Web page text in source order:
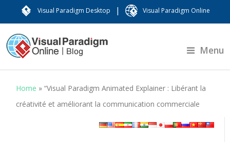
Visual Paradigm Desktop | Visual Paradigm Online
Menu
Home »“Visual Paradigm Animated Explainer : Libérant la
créativité et améliorant la communication commerciale